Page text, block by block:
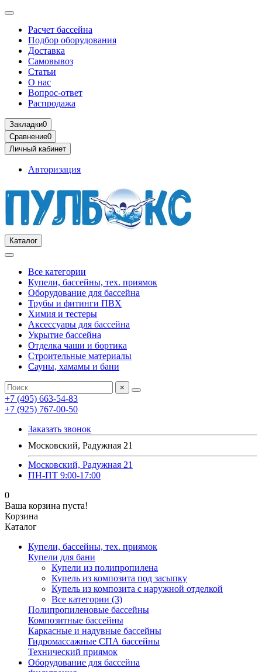
Расчет бассейна
Подбор оборудования
Доставка
Самовывоз
Статьи
О нас
Вопрос-ответ
Распродажа
Закладки0
Сравнение0
Личный кабинет
Авторизация
Каталог
Все категории
Купели, бассейны, тех. приямок
Оборудование для бассейна
Трубы и фитинги ПВХ
Химия и тестеры
Аксессуары для бассейна
Укрытие бассейна
Отделка чаши и бортика
Строительные материалы
Сауны, хамамы и бани
×
+7 (495) 663-54-83
+7 (925) 767-00-50
Заказать звонок
Московский, Радужная 21
Московский, Радужная 21
ПН-ПТ 9:00-17:00
0
Ваша корзина пуста!
Корзина
Каталог
Купели, бассейны, тех. приямок
Купели для бани
Купели из полипропилена
Купель из композита под засыпку
Купель из композита с наружной отделкой
Все категории (3)
Полипропиленовые бассейны
Композитные бассейны
Каркасные и надувные бассейны
Гидромассажные СПА бассейны
Технический приямок
Оборудование для бассейна